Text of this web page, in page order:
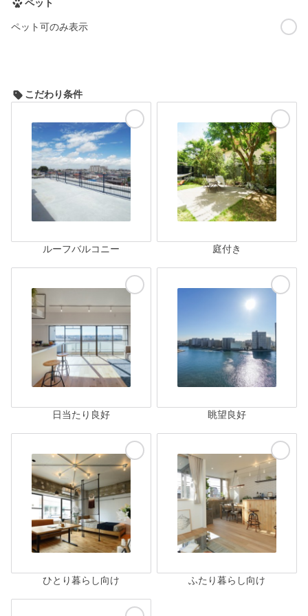
ペット
ペット可のみ表示
こだわり条件
ルーフバルコニー 庭付き
日当たり良好 眺望良好
ひとり暮らし向け ふたり暮らし向け